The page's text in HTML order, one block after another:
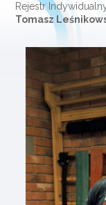
Rejestr
Tomasz